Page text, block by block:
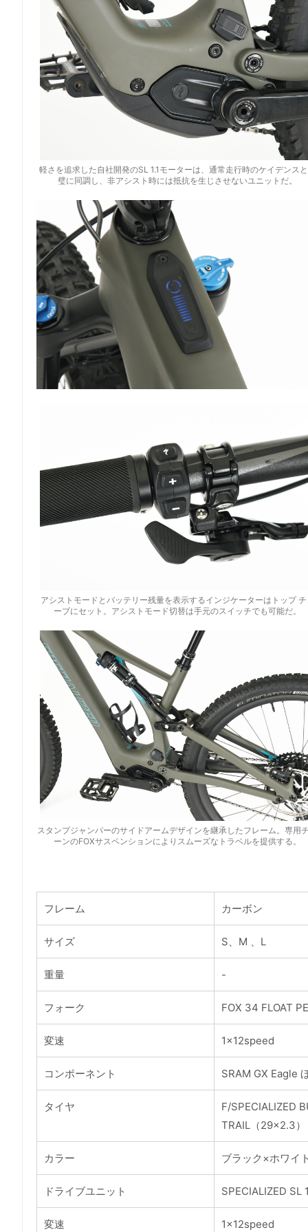
軽さを追求した自社開発のSL 1.1モーターは、通常走行時のケイデンス
璧に同調し、非アシスト時には抵抗を生じさせないユニットだ。
アシストモードとバッテリー残量を表示するインジケーターはトップ チ
ーブにセット。アシストモード切替は手元のスイッチでも可能だ。
スタンプジャンパーのサイドアームデザインを継承したフレーム。専用
ーンのFOXサスペンションによりスムーズなトラベルを提供する。
フレーム カーボン
サイズ S、M 、L
重量 -
フォーク FOX 34 FLOAT
変速 1×12speed
コンポーネント SRAM GX Eagle
タイヤ
F/SPECIALIZED
TRAIL（29×2.3）
カラー ブラック×ホワイ
ドライブユニット SPECIALIZED SL
変速 1×12speed